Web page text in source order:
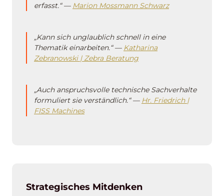
erfasst.“ — Marion Mossmann Schwarz
„Kann sich unglaublich schnell in eine
Thematik einarbeiten.“ — Katharina
Zebranowski | Zebra Beratung
„Auch anspruchsvolle technische Sachverhalte
formuliert sie verständlich.“ — Hr. Friedrich |
FISS Machines
Strategisches Mitdenken